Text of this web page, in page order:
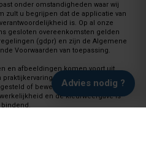
Advies nodig ?
onder omstandigheden waar wij
zult u begrijpen dat de applicatie van
is. Op al onze
gesloten overeenkomsten gelden
(gdpr) en zijn de Algemene
Voorwaarden van toepassing.
en afbeeldingen komen voort uit
en worden waar nodig
of bewerkt.
en de kleurweergave is
bindend.